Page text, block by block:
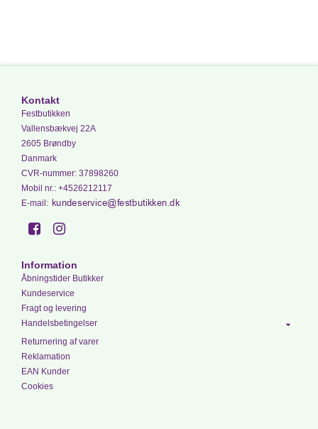
Kontakt
Festbutikken
Vallensbækvej 22A
2605 Brøndby
Danmark
CVR-nummer: 37898260
Mobil nr. : +4526212117
E-mail:
Information
Åbningstider Butikker
Kundeservice
Fragt og levering
Handelsbetingelser
Returnering af varer
Reklamation
EAN Kunder
Cookies